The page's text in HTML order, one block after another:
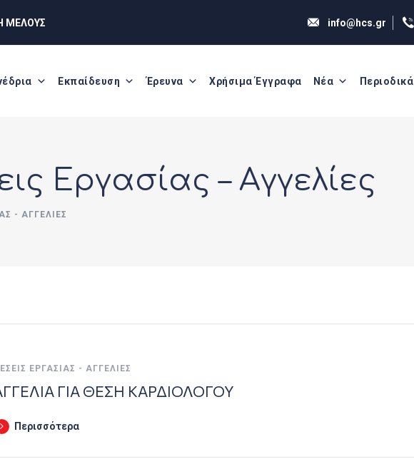
ΜΕΛΟΥΣ info@hcs.gr
Εκπαίδευση Έρευνα Χρήσιμα Έγγραφα Νέα Περιοδικά
Εργασίας – Αγγελίες
- ΑΓΓΕΛΊΕΣ
ΕΡΓΑΣΊΑΣ - ΑΓΓΕΛΊΕΣ
ΓΙΑ ΘΕΣΗ ΚΑΡΔΙΟΛΟΓΟΥ
Περισσότερα